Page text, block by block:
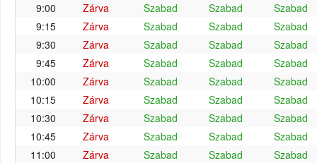
9:00
Zárva Szabad Szabad
Szabad
9:15
Zárva Szabad Szabad
Szabad
9:30
Zárva Szabad Szabad
Szabad
9:45
Zárva Szabad Szabad
Szabad
10:00
Zárva Szabad Szabad
Szabad
10:15
Zárva Szabad Szabad
Szabad
10:30
Zárva Szabad Szabad
Szabad
10:45
Zárva Szabad Szabad
Szabad
11:00
Zárva Szabad Szabad
Szabad